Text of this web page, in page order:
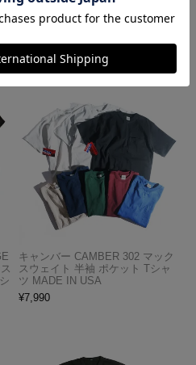
ている商品
キャンバー CAMBER 302 マック
スウェイト 半袖 ポケット Tシャ
ツ MADE IN USA
¥7,990